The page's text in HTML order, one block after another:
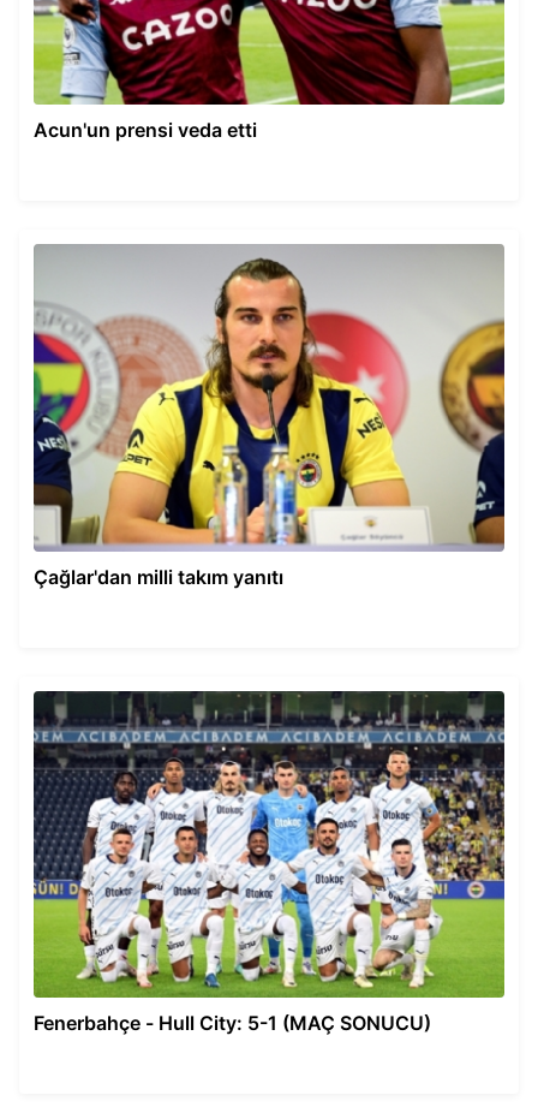
Acun'un prensi veda etti
Çağlar'dan milli takım yanıtı
Fenerbahçe - Hull City: 5-1 (MAÇ SONUCU)